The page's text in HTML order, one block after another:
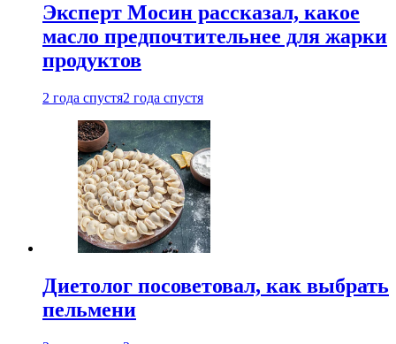
Эксперт Мосин рассказал, какое
масло предпочтительнее для жарки
продуктов
2 года спустя2 года спустя
Диетолог посоветовал, как выбрать
пельмени